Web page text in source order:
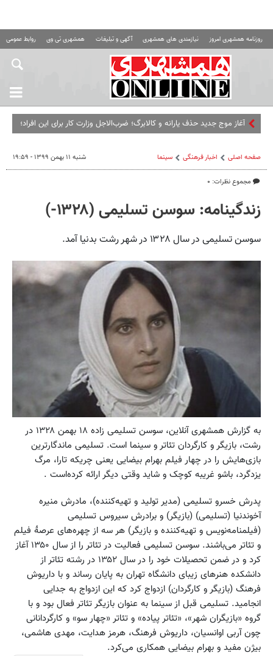
روزنامه همشهری امروز نیازمندی های همشهری آگهی و تبلیغات همشهری تی وی روابط عمومی
آغاز موج جدید حذف یارانه و کالابرگ؛ ضرب‌الاجل وزارت کار برای این افراد؛
صفحه اصلی اخبار فرهنگی سینما
مجموع نظرات: ۰
شنبه ۱۱ بهمن ۱۳۹۹ - ۱۹:۵۹
زندگینامه: سوسن تسلیمی (۱۳۲۸-)
سوسن تسلیمی در سال ۱۳۲۸ در شهر رشت بدنیا آمد.
به گزارش همشهری آنلاین، سوسن تسلیمی زاده ۱۸ بهمن ۱۳۲۸ در
رشت، بازیگر و کارگردان تئاتر و سینما است. تسلیمی ماندگارترین
بازی‌هایش را در چهار فیلم بهرام بیضایی یعنی چریکه تارا، مرگ
یزدگرد، باشو غریبه کوچک و شاید وقتی دیگر ارائه کرده‌است .
پدرش خسرو تسلیمی (مدیر تولید و تهیه‌کننده)، مادرش منیره
آخوندنیا (تسلیمی) (بازیگر) و برادرش سیروس تسلیمی
(فیلمنامه‌نویس و تهیه‌کننده و بازیگر) هر سه از چهره‌های عرصهٔ فیلم
و تئاتر می‌باشند. سوسن تسلیمی فعالیت در تئاتر را از سال ۱۳۵۰ آغاز
کرد و در ضمن تحصیلات خود را در سال ۱۳۵۲ در رشته تئاتر از
دانشکده هنرهای زیبای دانشگاه تهران به پایان رساند و با داریوش
فرهنگ (بازیگر و کارگردان) ازدواج کرد که این ازدواج به جدایی
انجامید. تسلیمی قبل از سینما به عنوان بازیگر تئاتر فعال بود و با
گروه «بازیگران شهر»، «تئاتر پیاده» و تئاتر «چهار سو» و کارگردانانی
چون آربی اوانسیان، داریوش فرهنگ، هرمز هدایت، مهدی هاشمی،
بیژن مفید و بهرام بیضایی همکاری می‌کرد.